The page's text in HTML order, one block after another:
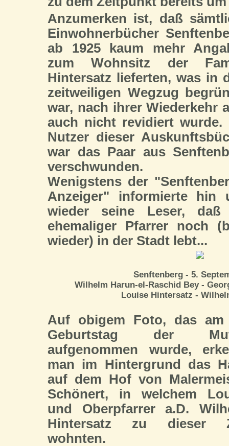
Anzumerken ist, daß
Einwohnerbücher
ab 1925 kaum mehr
zum Wohnsitz der
Hintersatz lieferten, was in
zeitweiligen Wegzug
war, nach ihrer Wiederkehr
auch nicht revidiert wurde.
Nutzer dieser
war das Paar aus
verschwunden.
Wenigstens der
Anzeiger" informierte hin
wieder seine Leser,
ehemaliger Pfarrer noch
wieder) in der Stadt lebt...
Senftenberg - 5.
Wilhelm Harun-el-Raschid Bey -
Louise Hintersatz -
Auf obigem Foto, das am
Geburtstag der
aufgenommen wurde,
man im Hintergrund das
auf dem Hof von
Schönert, in welchem
und Oberpfarrer a.D.
Hintersatz zu dieser
wohnten.